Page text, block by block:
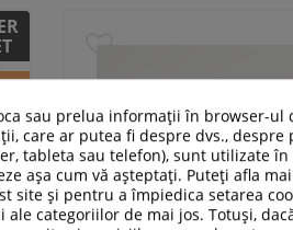
sau prelua informații în browser-ul
care ar putea fi despre dvs., despre
tableta sau telefon), sunt utilizate în
așa cum vă așteptați. Puteți afla
site și pentru a împiedica setarea
categoriilor de mai jos. Totuși,